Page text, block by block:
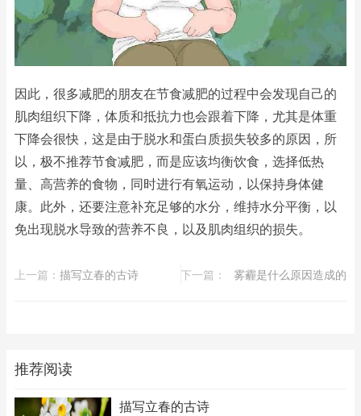
因此，很多减肥的朋友在节食减肥的过程中会发现自己的
肌肉组织下降，体质和抵抗力也会跟着下降，尤其是体重
下降会很快，这是由于脱水和蛋白质损失较多的原因，所
以，极不推荐节食减肥，而是应该均衡饮食，选择低热
量、高营养的食物，同时进行有氧运动，以保持身体健
康。此外，还要注意补充足够的水分，维持水分平衡，以
免出现脱水导致的营养不良，以及肌肉组织的损失。
上一篇： ​描写立春的古诗 下一篇： ​雾霾是什么原因造成的
推荐阅读
​描写立春的古诗